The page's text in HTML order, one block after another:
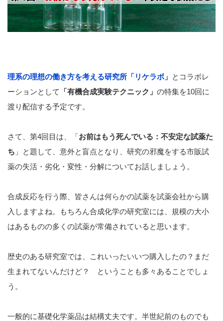
理系の理想の働き方を考える研究所「リケラボ」 とコラボレ
ーションとして
「有機合成実験テクニック」 の特集を10回に
渡り配信する予定です。
さて、第4回目は、「お前はもう死んでいる：不安定な試薬た
ち 」と題して、意外と盲点となり、研究の邪魔をする市販試
薬の失活・劣化・変性・分解についてお話しましょう。
合成反応を行う際、皆さんは何らかの試薬を試薬会社から購
入しますよね。もちろん合成化学の研究室には、規模の大小
はあるものの多くの試薬が常備されていると思います。
歴史のある研究室では、これいったいいつ購入したの？まだ
生まれてないんだけど？ ということも多々あることでしょ
う。
一般的に基礎化学薬品は結構丈夫です。半世紀前のものでも